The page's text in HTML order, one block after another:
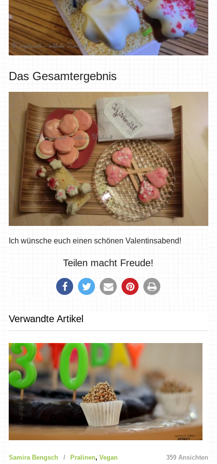
Das Gesamtergebnis
Ich wünsche euch einen schönen Valentinsabend!
Teilen macht Freude!
Verwandte Artikel
Samira Bengsch Pralinen, Vegan 359 Ansichten